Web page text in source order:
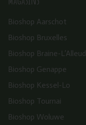
Bioshop Aarschot
Bioshop Bruxelles
Bioshop Braine-L’Alleud
Bioshop Genappe
Bioshop Kessel-Lo
Bioshop Tournai
Bioshop Woluwe